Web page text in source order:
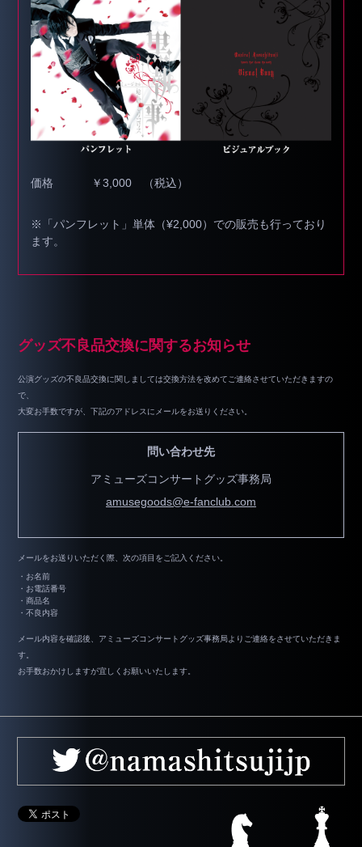
価格 ￥3,000 （税込）
※「パンフレット」単体（¥2,000）での販売も行っており
ます。
グッズ不良品交換に関するお知らせ
公演グッズの不良品交換に関しましては交換方法を改めてご連絡させていただきますの
で、
大変お手数ですが、下記のアドレスにメールをお送りください。
問い合わせ先
アミューズコンサートグッズ事務局
amusegoods@e-fanclub.com
メールをお送りいただく際、次の項目をご記入ください。
・お名前
・お電話番号
・商品名
・不良内容
メール内容を確認後、アミューズコンサートグッズ事務局よりご連絡をさせていただきま
す。
お手数おかけしますが宜しくお願いいたします。